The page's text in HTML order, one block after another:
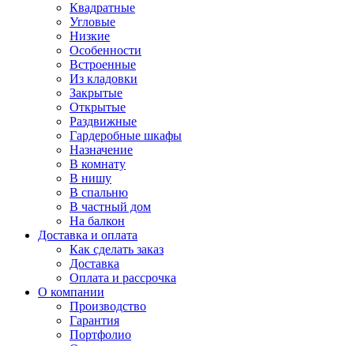
Квадратные
Угловые
Низкие
Особенности
Встроенные
Из кладовки
Закрытые
Открытые
Раздвижные
Гардеробные шкафы
Назначение
В комнату
В нишу
В спальню
В частный дом
На балкон
Доставка и оплата
Как сделать заказ
Доставка
Оплата и рассрочка
О компании
Производство
Гарантия
Портфолио